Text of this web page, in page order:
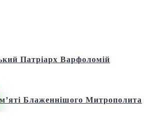
Патріарх Варфоломій
Блаженнішого Митрополита